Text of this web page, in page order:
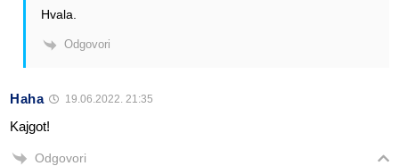
Hvala.
Odgovori
Haha 19.06.2022. 21:35
Kajgot!
Odgovori